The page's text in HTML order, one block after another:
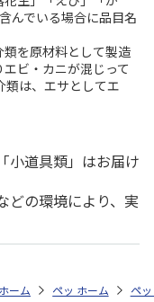
んでいる場合に品目名
を原材料として製造
ビ・カニが混じって
類は、エサとしてエ
小道具類」はお届け
どの環境により、実
用品 アクアリウム内装（
ジ・飼育その他用品 ア
ストア ケージ・飼育その
ホーム ペットストア ケ
ホーム ペ